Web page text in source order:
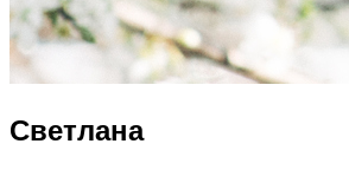
Светлана